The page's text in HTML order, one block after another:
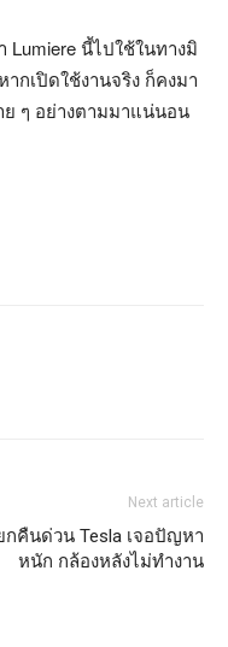
Lumiere นี้ไปใช้ในทางมิ
กเปิดใช้งานจริง ก็คงมา
ๆ อย่างตามมาแน่นอน
Next article
กคืนด่วน Tesla เจอปัญหา
หนัก กล้องหลังไม่ทำงาน